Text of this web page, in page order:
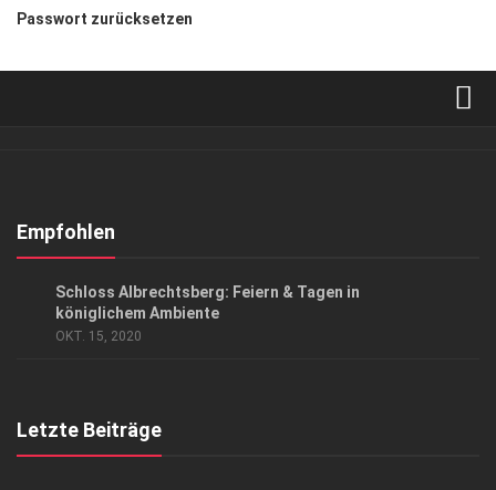
Passwort zurücksetzen
Kontakt, Impressum
Empfohlen
Schloss Albrechtsberg: Feiern & Tagen in
königlichem Ambiente
OKT. 15, 2020
Letzte Beiträge